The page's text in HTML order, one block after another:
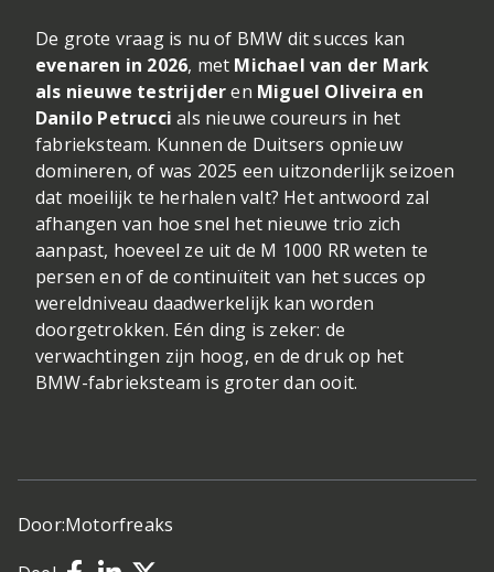
De grote vraag is nu of BMW dit succes kan
evenaren in 2026, met Michael van der Mark
als nieuwe testrijderen Miguel Oliveira en
Danilo Petrucci als nieuwe coureurs in het
fabrieksteam. Kunnen de Duitsers opnieuw
domineren, of was 2025 een uitzonderlijk seizoen
dat moeilijk te herhalen valt? Het antwoord zal
afhangen van hoe snel het nieuwe trio zich
aanpast, hoeveel ze uit de M 1000 RR weten te
persen en of de continuïteit van het succes op
wereldniveau daadwerkelijk kan worden
doorgetrokken. Eén ding is zeker: de
verwachtingen zijn hoog, en de druk op het
BMW-fabrieksteam is groter dan ooit.
Door:Motorfreaks